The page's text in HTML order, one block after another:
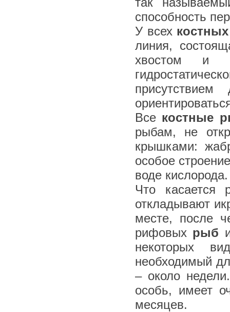
способность
У всех
линия,
хвостом и
Все костные
рыбам, не
крышками:
особое
воде кислорода.
Что касается
откладывают
месте, после
рифовых рыб
некоторых
необходимый
– около
особь, имеет
месяцев.